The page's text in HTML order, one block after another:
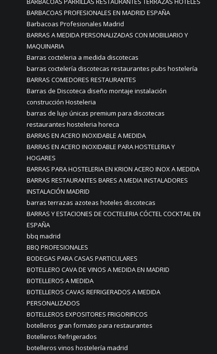
BARBACOAS PROFESIONALES EN MADRID ESPAÑA
Barbacoas Profesionales Madrid
BARRAS A MEDIDA PERSONALIZADAS CON MOBILIARIO Y
MAQUINARIA
Barras cocteleria a medida discotecas
barras coctelería discotecas restaurantes pubs hostelería
BARRAS COMEDORES RESTAURANTES
Barras de Discoteca diseño montaje instalación
construcción Hosteleria
barras de lujo únicas premium para discotecas
restaurantes hosteleria horeca
BARRAS EN ACERO INOXIDABLE A MEDIDA
BARRAS EN ACERO INOXIDABLE PARA HOSTELERIA Y
HOGARES
BARRAS PARA HOSTELERIA EN KRION ACERO INOX A MEDIDA
BARRAS RESTAURANTES BARES A MEDIA INSTALADORES
INSTALACIÓN MADRID
barras terrazas azoteas hoteles discotecas
BARRAS Y ESTACIONES DE COCTELERIA CÓCTEL COCKTAIL EN
ESPAÑA
bbq madrid
BBQ PROFESIONALES
BODEGAS PARA CASAS PARTICULARES
BOTELLERO CAVA DE VINOS A MEDIDA EN MADRID
BOTELLEROS A MEDIDA
BOTELLEROS CAVAS REFRIGERADOS A MEDIDA
PERSONALIZADOS
BOTELLEROS EXPOSITORES FRIGORIFICOS
botelleros gran formato para restaurantes
Botelleros Refrigerados
botelleros vinos hostelería madrid